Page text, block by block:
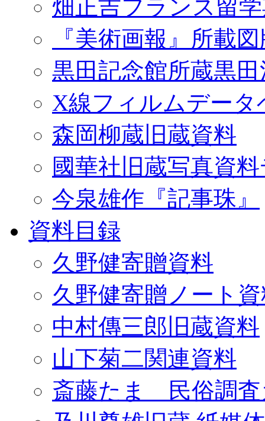
畑正吉フランス留
『美術画報』所載
黒田記念館所蔵黒
X線フィルムデータ
森岡柳蔵旧蔵資料
國華社旧蔵写真資
今泉雄作『記事珠』
資料目録
久野健寄贈資料
久野健寄贈ノート
中村傳三郎旧蔵資料
山下菊二関連資料
斎藤たま 民俗調査